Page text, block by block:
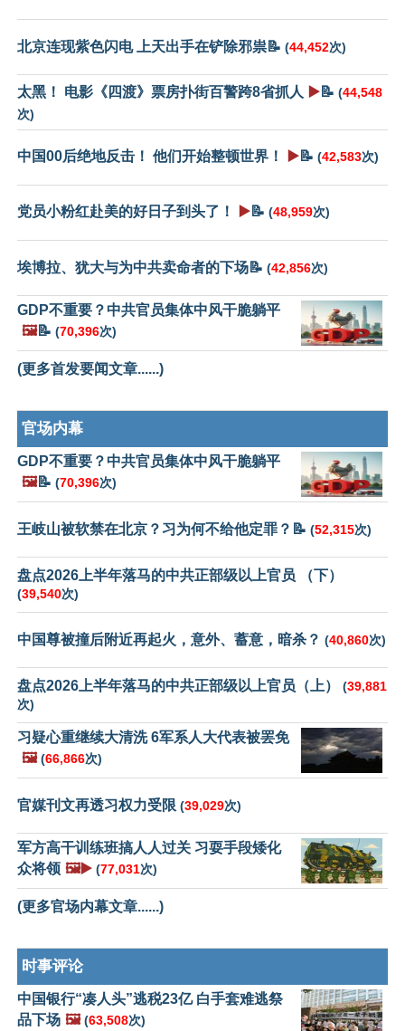
北京连现紫色闪电 上天出手在铲除邪祟📝 (44,452次)
太黑！ 电影《四渡》票房扑街百警跨8省抓人 ▶️📝 (44,548
次)
中国00后绝地反击！ 他们开始整顿世界！ ▶️📝 (42,583次)
党员小粉红赴美的好日子到头了！ ▶️📝 (48,959次)
埃博拉、犹大与为中共卖命者的下场📝 (42,856次)
GDP不重要？中共官员集体中风干脆躺平
🖼️📝 (70,396次)
(更多首发要闻文章......)
官场内幕
GDP不重要？中共官员集体中风干脆躺平
🖼️📝 (70,396次)
王岐山被软禁在北京？习为何不给他定罪？📝 (52,315次)
盘点2026上半年落马的中共正部级以上官员 （下）
(39,540次)
中国尊被撞后附近再起火，意外、蓄意，暗杀？ (40,860次)
盘点2026上半年落马的中共正部级以上官员（上） (39,881
次)
习疑心重继续大清洗 6军系人大代表被罢免
🖼️ (66,866次)
官媒刊文再透习权力受限 (39,029次)
军方高干训练班搞人人过关 习耍手段矮化
众将领 🖼️▶️ (77,031次)
(更多官场内幕文章......)
时事评论
中国银行“凑人头”逃税23亿 白手套难逃祭
品下场 🖼️ (63,508次)